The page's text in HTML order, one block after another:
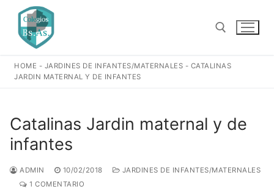
contenido
Buscar:
HOME - JARDINES DE INFANTES/MATERNALES - CATALINAS
JARDIN MATERNAL Y DE INFANTES
Catalinas Jardin maternal y de
infantes
ADMIN 10/02/2018
JARDINES DE INFANTES/MATERNALES
1 COMENTARIO